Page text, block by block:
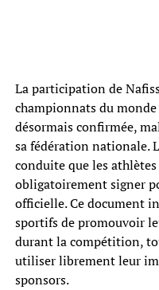
La participation de
championnats du
désormais confirmée,
sa fédération nationale.
conduite que les
obligatoirement signer
officielle. Ce document
sportifs de promouvoir
durant la compétition,
utiliser librement leur
sponsors.